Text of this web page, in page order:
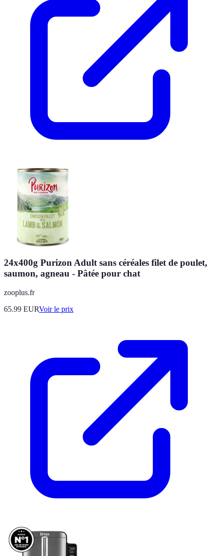
24x400g Purizon Adult sans céréales filet de poulet,
saumon, agneau - Pâtée pour chat
zooplus.fr
65.99 EURVoir le prix